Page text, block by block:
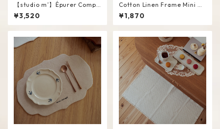
【studio m’】Épurer Compo
te #White / M
¥3,520
Cotton Linen Frame Mini M
at #Beige
¥1,870